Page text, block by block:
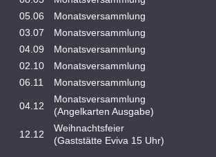
05.06
Monatsversammlung
03.07
Monatsversammlung
04.09
Monatsversammlung
02.10
Monatsversammlung
06.11
Monatsversammlung
04.12
Monatsversammlung
(Angelkarten Ausgabe)
12.12
Weihnachtsfeier
(Gaststätte Eviva 15 Uhr)